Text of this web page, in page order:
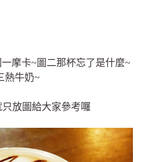
摩卡~圖二那杯忘了是什麼~
熱牛奶~
只放圖給大家參考囉